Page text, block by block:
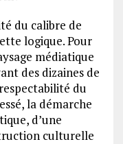
du calibre de
logique. Pour
médiatique
des dizaines de
du
la démarche
d’une
culturelle